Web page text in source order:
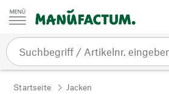
Zum Inhalt springen
Startseite Jacken